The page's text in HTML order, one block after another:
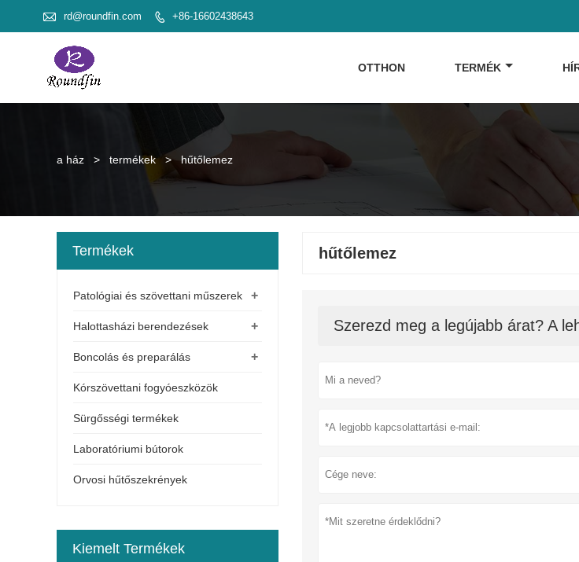
 rd@roundfin.com  +86-16602438643
OTTHON TERMÉK
a ház > termékek > hűtőlemez
hűtőlemez
Szerezd meg a legújabb árat? A
Termékek
+
Patológiai és szövettani műszerek
+
Halottasházi berendezések
+
Boncolás és preparálás
Kórszövettani fogyóeszközök
Sürgősségi termékek
Laboratóriumi bútorok
Orvosi hűtőszekrények
Kiemelt Termékek